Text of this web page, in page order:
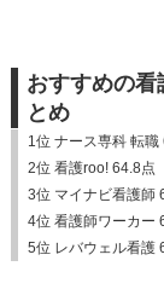
おすすめの看
とめ
1位 ナース専科 転職
2位 看護roo! 64.8点
3位 マイナビ看護師
4位 看護師ワーカー
5位 レバウェル看護